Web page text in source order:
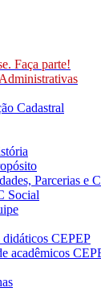
Faça parte!
Cadastral
Parcerias e
Social
didáticos CEPEP
acadêmicos